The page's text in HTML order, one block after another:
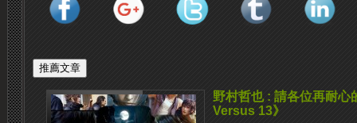
野村哲也 : 請各位再耐
Versus 13》